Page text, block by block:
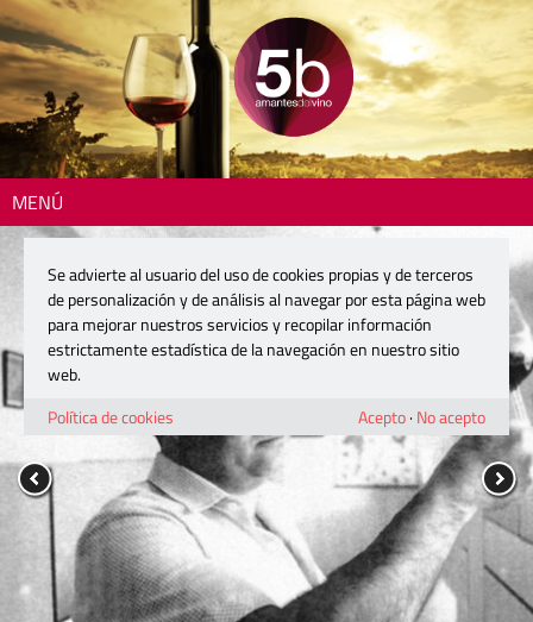
MENÚ
Se advierte al usuario del uso de cookies propias y de terceros
de personalización y de análisis al navegar por esta página web
para mejorar nuestros servicios y recopilar información
estrictamente estadística de la navegación en nuestro sitio
web.
Política de cookies
Acepto· No acepto